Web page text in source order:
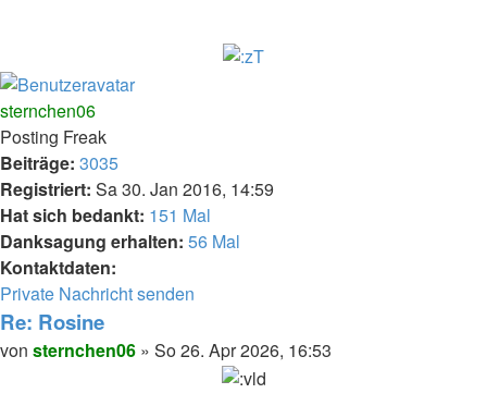
Nach
oben
sternchen06
Posting Freak
Beiträge: 3035
Registriert: Sa 30. Jan 2016, 14:59
Hat sich bedankt: 151 Mal
Danksagung erhalten: 56 Mal
Kontaktdaten:
Kontaktdaten
von
sternchen06
Private Nachricht senden
Re: Rosine
Melden
Zitieren
Beitrag
von sternchen06 » So 26. Apr 2026, 16:53